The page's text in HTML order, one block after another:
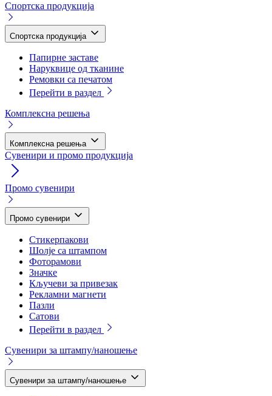
Спортска продукција
Спортска продукција
Папирне заставе
Наруквице од тканине
Ремовки са печатом
Перейти в раздел
Комплексна решења
Комплексна решења
Сувенири и промо продукција
Промо сувенири
Промо сувенири
Стикерпакови
Шолје са штампом
Фоторамови
Значке
Кључеви за привезак
Рекламни магнети
Пазли
Сатови
Перейти в раздел
Сувенири за штампу/наношење
Сувенири за штампу/наношење